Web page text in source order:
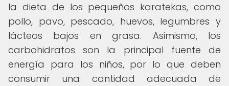
la dieta de los pequeños karatekas, como
pollo, pavo, pescado, huevos, legumbres y
lácteos bajos en grasa. Asimismo, los
carbohidratos son la principal fuente de
energía para los niños, por lo que deben
consumir una cantidad adecuada de